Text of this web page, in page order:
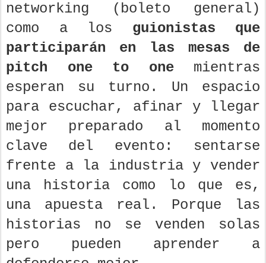
networking (boleto general)
como a los guionistas que
participarán en las mesas de
pitch one to onemientras
esperan su turno. Un espacio
para escuchar, afinar y llegar
mejor preparado al momento
clave del evento: sentarse
frente a la industria y vender
una historia como lo que es,
una apuesta real. Porque las
historias no se venden solas
pero pueden aprender a